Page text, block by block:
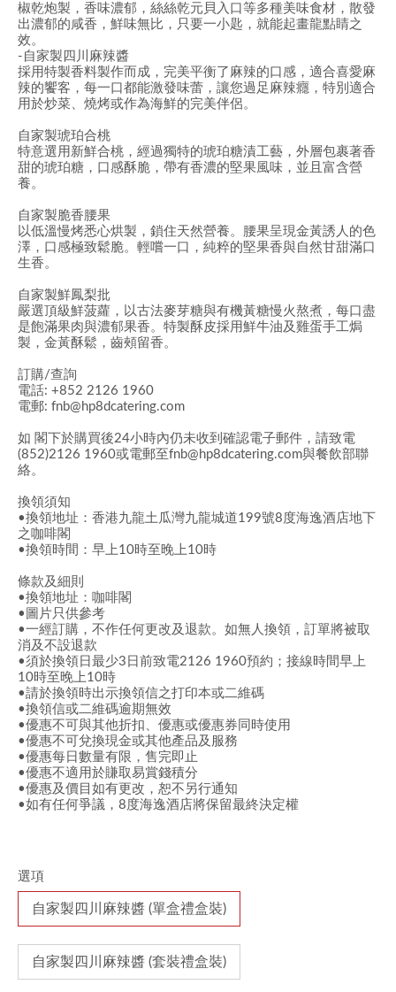
椒乾炮製，香味濃郁，絲絲乾元貝入口等多種美味食材，散發
出濃郁的咸香，鮮味無比，只要一小匙，就能起畫龍點睛之
效。
-自家製四川麻辣醬
採用特製香料製作而成，完美平衡了麻辣的口感，適合喜愛麻
辣的饗客，每一口都能激發味蕾，讓您過足麻辣癮，特別適合
用於炒菜、燒烤或作為海鮮的完美伴侶。
自家製琥珀合桃
特意選用新鮮合桃，經過獨特的琥珀糖漬工藝，外層包裹著香
甜的琥珀糖，口感酥脆，帶有香濃的堅果風味，並且富含營
養。
自家製脆香腰果
以低溫慢烤悉心烘製，鎖住天然營養。腰果呈現金黃誘人的色
澤，口感極致鬆脆。輕嚐一口，純粹的堅果香與自然甘甜滿口
生香。
自家製鮮鳳梨批
嚴選頂級鮮菠蘿，以古法麥芽糖與有機黃糖慢火熬煮，每口盡
是飽滿果肉與濃郁果香。特製酥皮採用鮮牛油及雞蛋手工焗
製，金黃酥鬆，齒頰留香。
訂購/查詢
電話: +852 2126 1960
電郵: fnb@hp8dcatering.com
如 閣下於購買後24小時內仍未收到確認電子郵件，請致電
(852)2126 1960或電郵至fnb@hp8dcatering.com與餐飲部聯
絡。
換領須知
•換領地址：香港九龍土瓜灣九龍城道199號8度海逸酒店地下
之咖啡閣
•換領時間：早上10時至晚上10時
條款及細則
•換領地址：咖啡閣
•圖片只供參考
•一經訂購，不作任何更改及退款。如無人換領，訂單將被取
消及不設退款
•須於換領日最少3日前致電2126 1960預約；接線時間早上
10時至晚上10時
•請於換領時出示換領信之打印本或二維碼
•換領信或二維碼逾期無效
•優惠不可與其他折扣、優惠或優惠券同時使用
•優惠不可兌換現金或其他產品及服務
•優惠每日數量有限，售完即止
•優惠不適用於賺取易賞錢積分
•優惠及價目如有更改，恕不另行通知
•如有任何爭議，8度海逸酒店將保留最終決定權
選項
自家製四川麻辣醬 (單盒禮盒裝)
自家製四川麻辣醬 (套裝禮盒裝)